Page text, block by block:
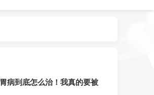
胃病到底怎么治！我真的要被